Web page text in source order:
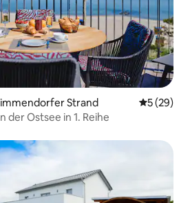
Strand
5 (29)
der Ostsee in 1. Reihe